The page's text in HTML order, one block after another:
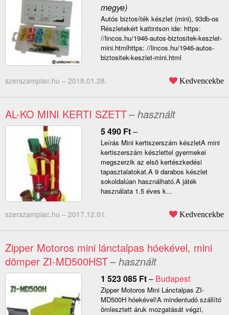
megye)
Autós biztosíték készlet (mini), 93db-os
Részletekért kattintson ide: https:
//lincos.hu/1946-autos-biztositek-keszlet-
mini.htmlhttps: //lincos.hu/1946-autos-
biztositek-keszlet-mini.html
szerszampiac.hu – 2018.01.28. Kedvencekbe
AL-KO MINI KERTI SZETT– használt
5 490 Ft–
Leírás Mini kertiszerszám készletA mini
kertiszerszám készlettel gyermekei
megszerzik az elsõ kertészkedési
tapasztalatokat.A 9 darabos készlet
sokoldalúan használható.A játék
használata 1.5 éves k...
szerszampiac.hu – 2017.12.01. Kedvencekbe
Zipper Motoros mini lánctalpas hóekével, mini
dömper ZI-MD500HST– használt
1 523 085 Ft– Budapest
Zipper Motoros Mini Lánctalpas ZI-
MD500H hóekével!A mindentudó szállító
ömlesztett áruk mozgatását végzi,